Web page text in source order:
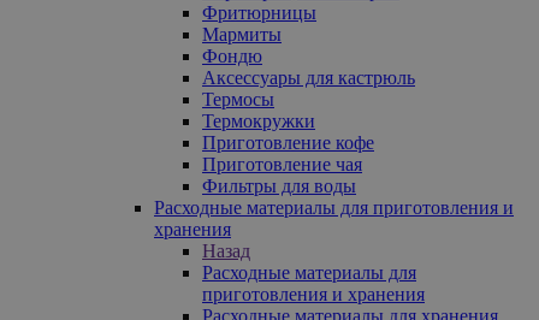
Фритюрницы
Мармиты
Фондю
Аксессуары для кастрюль
Термосы
Термокружки
Приготовление кофе
Приготовление чая
Фильтры для воды
Расходные материалы для приготовления и
хранения
Назад
Расходные материалы для
приготовления и хранения
Расходные материалы для хранения